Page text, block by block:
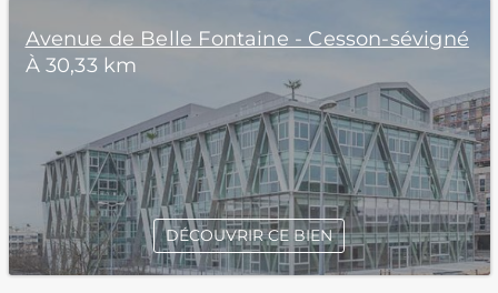
Avenue de Belle Fontaine - Cesson-sévigné
À 30,33 km
DÉCOUVRIR CE BIEN